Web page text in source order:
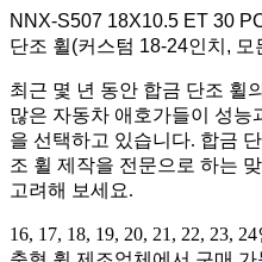
NNX-S507 18X10.5 ET 30
단조 휠(커스텀 18-24인치, 모
최근 몇 년 동안 합금 단조 휠
많은 자동차 애호가들이 성능
을 선택하고 있습니다. 합금
조 휠 제작을 전문으로 하는
고려해 보세요.
16, 17, 18, 19, 20, 21, 22, 23,